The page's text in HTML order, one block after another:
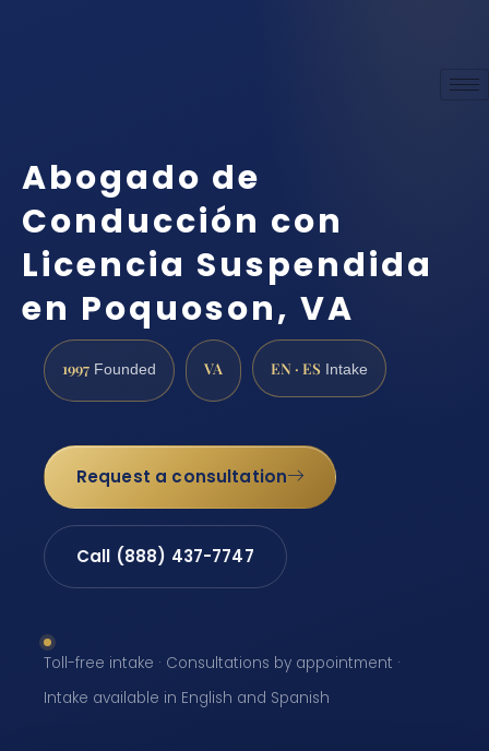
Abogado de
Conducción con
Licencia Suspendida
en Poquoson, VA
1997 Founded VA EN · ES Intake
Request a consultation
Call (888) 437-7747
Toll-free intake · Consultations by appointment ·
Intake available in English and Spanish